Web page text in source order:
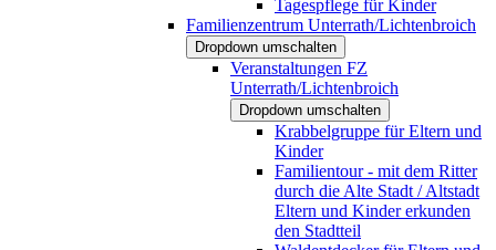
Tagespflege für Kinder
Familienzentrum Unterrath/Lichtenbroich
Dropdown umschalten
Veranstaltungen FZ
Unterrath/Lichtenbroich
Dropdown umschalten
Krabbelgruppe für Eltern und
Kinder
Familientour - mit dem Ritter
durch die Alte Stadt / Altstadt
Eltern und Kinder erkunden
den Stadtteil